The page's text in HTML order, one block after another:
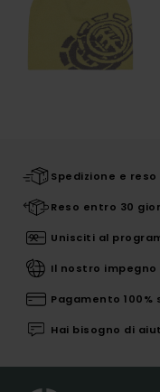
Spedizione e
Reso entro 30
Unisciti al
Il nostro impegno
Pagamento 100%
Hai bisogno di